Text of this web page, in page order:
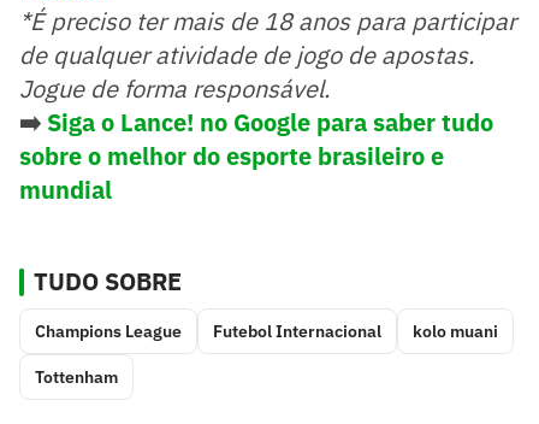
*É preciso ter mais de 18 anos para participar
de qualquer atividade de jogo de apostas.
Jogue de forma responsável.
➡️ Siga o Lance! no Google para saber tudo
sobre o melhor do esporte brasileiro e
mundial
TUDO SOBRE
Champions League Futebol Internacional kolo muani
Tottenham